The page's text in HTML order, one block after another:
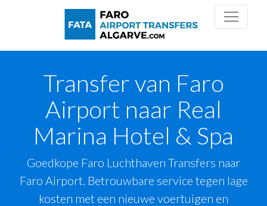
Transfer van Faro
Airport naar Real
Marina Hotel & Spa
Goedkope Faro Luchthaven Transfers naar
Faro Airport. Betrouwbare service tegen lage
kosten met een nieuwe voertuigen en